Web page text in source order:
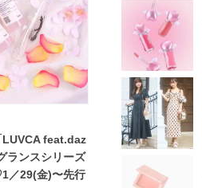
LUVCA feat.daz
ランスシリーズ
／29(金)〜先行